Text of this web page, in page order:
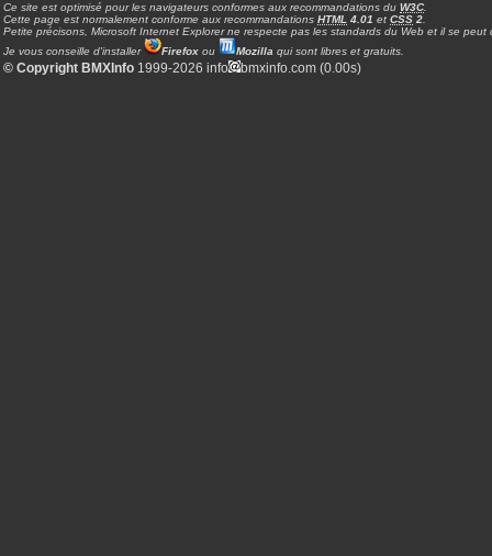
Ce site est optimisé pour les navigateurs conformes aux recommandations du W3C.
Cette page est normalement conforme aux recommandations HTML 4.01 et CSS 2
Petite précisons, Microsoft Internet Explorer ne respecte pas les standards du Web et il se
Je vous conseille d'installer
Firefox ou Mozilla qui sont libres et gratuits.
© Copyright BMXInfo 1999-2026 info bmxinfo.com (0.00s)